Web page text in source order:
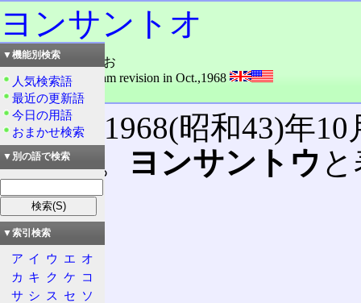
ヨンサントオ
読み：よんさんとお
外語：43-10: diagram revision in Oct.,1968
品詞：名詞
国鉄が1968(昭和43)年
のこと。
ヨンサントウ
目次
概要
特徴
結果
▼機能別検索
人気検索語
最近の更新語
今日の用語
おまかせ検索
▼別の語で検索
▼索引検索
ア イ ウ エ オ
カ キ ク ケ コ
サ シ ス セ ソ